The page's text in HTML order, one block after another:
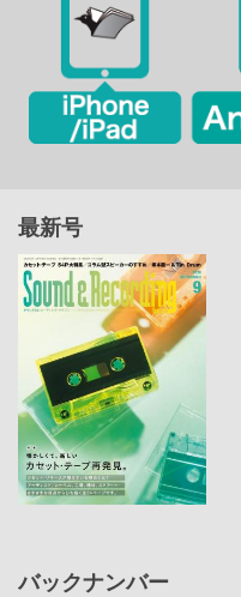
最新号
バックナンバー